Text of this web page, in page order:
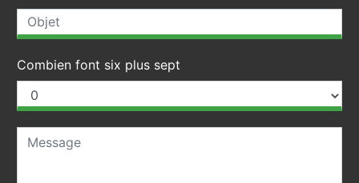
Combien font six plus sept